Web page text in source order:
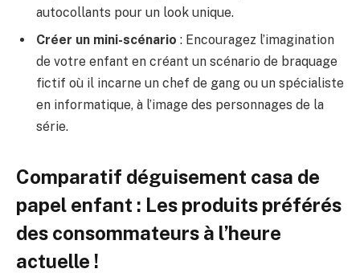
autocollants pour un look unique.
Créer un mini-scénario : Encouragez l’imagination
de votre enfant en créant un scénario de braquage
fictif où il incarne un chef de gang ou un spécialiste
en informatique, à l’image des personnages de la
série.
Comparatif déguisement casa de
papel enfant : Les produits préférés
des consommateurs à l’heure
actuelle !